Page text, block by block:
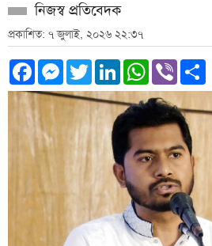
নিজস্ব প্রতিবেদক
প্রকাশিত: ৭ জুলাই, ২০২৬ ২২:৩৭
Facebook
Messenger
TwitterLinkedInWhatsApp
Viber